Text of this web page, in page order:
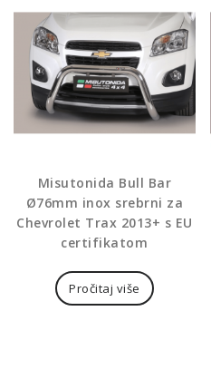
Misutonida Bull Bar
Ø76mm inox srebrni za
Chevrolet Trax 2013+ s EU
certifikatom
Pročitaj više